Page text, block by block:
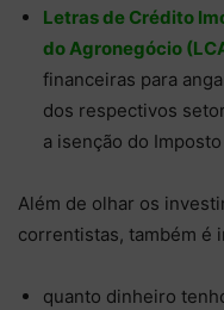
Letras de Crédito
do Agronegócio
financeiras para
dos respectivos
a isenção do
Além de olhar os
correntistas, também é
quanto dinheiro